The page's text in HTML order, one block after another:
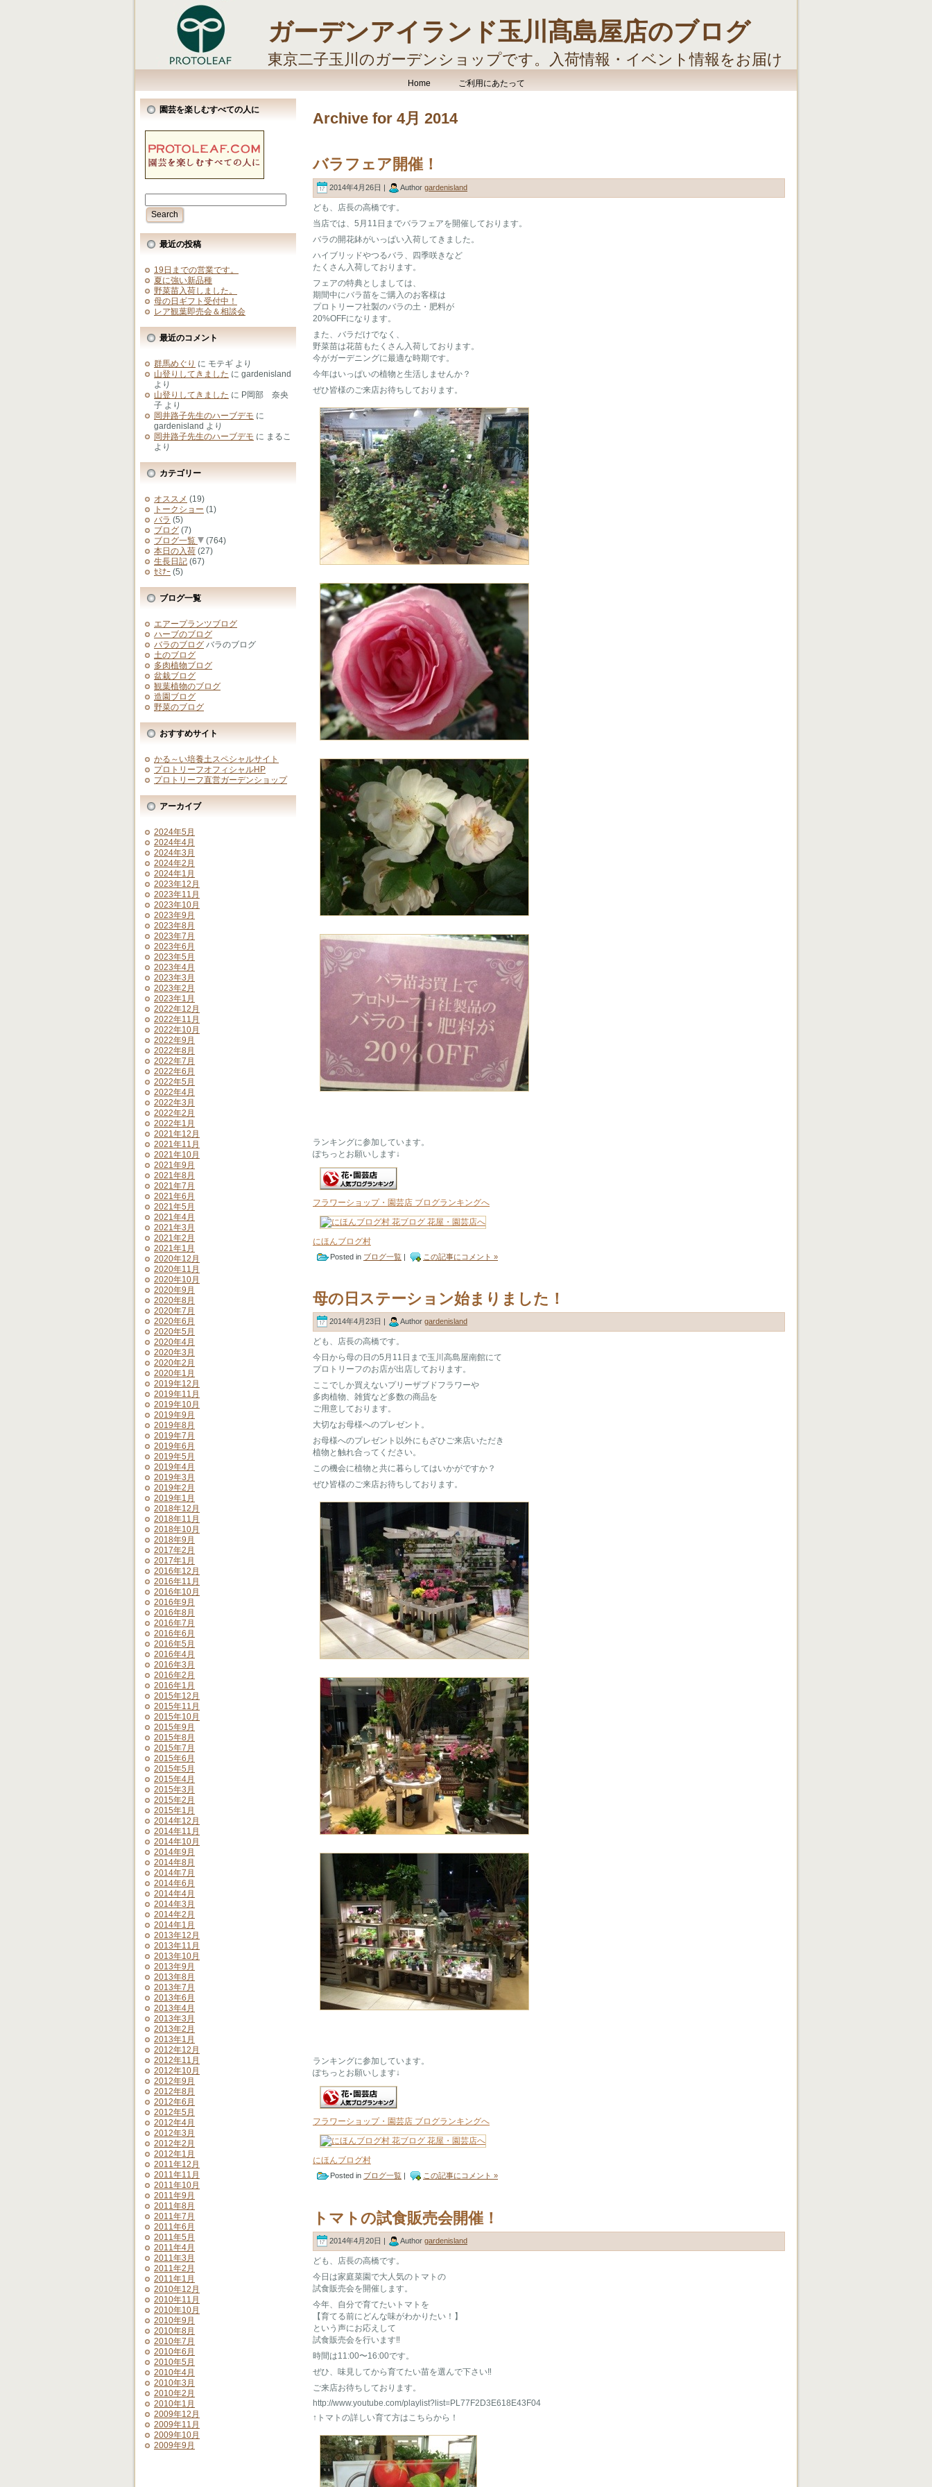
ガーデンアイランド玉川髙島屋店のブログ
東京二子玉川のガーデンショップです。入荷情報・イベント情報をお届け
Home ご利用にあたって
園芸を楽しむすべての人に
最近の投稿
19日までの営業です。
夏に強い新品種
野菜苗入荷しました。
母の日ギフト受付中！
レア観葉即売会＆相談会
最近のコメント
群馬めぐり に モテギ より
山登りしてきました に gardenisland
より
山登りしてきました に P岡部 奈央
子 より
岡井路子先生のハーブデモ に
gardenisland より
岡井路子先生のハーブデモ に まるこ
より
カテゴリー
オススメ (19)
トークショー (1)
バラ (5)
ブログ (7)
ブログ一覧
(764)
本日の入荷 (27)
生長日記 (67)
ｾﾐﾅｰ (5)
ブログ一覧
エアープランツブログ
ハーブのブログ
バラのブログ バラのブログ
土のブログ
多肉植物ブログ
盆栽ブログ
観葉植物のブログ
造園ブログ
野菜のブログ
おすすめサイト
かる～い培養土スペシャルサイト
プロトリーフオフィシャルHP
プロトリーフ直営ガーデンショップ
アーカイブ
2024年5月
2024年4月
2024年3月
2024年2月
2024年1月
2023年12月
2023年11月
2023年10月
2023年9月
2023年8月
2023年7月
2023年6月
2023年5月
2023年4月
2023年3月
2023年2月
2023年1月
2022年12月
2022年11月
2022年10月
2022年9月
2022年8月
2022年7月
2022年6月
2022年5月
2022年4月
2022年3月
2022年2月
2022年1月
2021年12月
2021年11月
2021年10月
2021年9月
2021年8月
2021年7月
2021年6月
2021年5月
2021年4月
2021年3月
2021年2月
2021年1月
2020年12月
2020年11月
2020年10月
2020年9月
2020年8月
2020年7月
2020年6月
2020年5月
2020年4月
2020年3月
2020年2月
2020年1月
2019年12月
2019年11月
2019年10月
2019年9月
2019年8月
2019年7月
2019年6月
2019年5月
2019年4月
2019年3月
2019年2月
2019年1月
2018年12月
2018年11月
2018年10月
2018年9月
2017年2月
2017年1月
2016年12月
2016年11月
2016年10月
2016年9月
2016年8月
2016年7月
2016年6月
2016年5月
2016年4月
2016年3月
2016年2月
2016年1月
2015年12月
2015年11月
2015年10月
2015年9月
2015年8月
2015年7月
2015年6月
2015年5月
2015年4月
2015年3月
2015年2月
2015年1月
2014年12月
2014年11月
2014年10月
2014年9月
2014年8月
2014年7月
2014年6月
2014年4月
2014年3月
2014年2月
2014年1月
2013年12月
2013年11月
2013年10月
2013年9月
2013年8月
2013年7月
2013年6月
2013年4月
2013年3月
2013年2月
2013年1月
2012年12月
2012年11月
2012年10月
2012年9月
2012年8月
2012年6月
2012年5月
2012年4月
2012年3月
2012年2月
2012年1月
2011年12月
2011年11月
2011年10月
2011年9月
2011年8月
2011年7月
2011年6月
2011年5月
2011年4月
2011年3月
2011年2月
2011年1月
2010年12月
2010年11月
2010年10月
2010年9月
2010年8月
2010年7月
2010年6月
2010年5月
2010年4月
2010年3月
2010年2月
2010年1月
2009年12月
2009年11月
2009年10月
2009年9月
Archive for 4月 2014
バラフェア開催！
2014年4月26日 | Author gardenisland
ども、店長の高橋です。
当店では、5月11日までバラフェアを開催しております。
バラの開花鉢がいっぱい入荷してきました。
ハイブリッドやつるバラ、四季咲きなど
たくさん入荷しております。
フェアの特典としましては、
期間中にバラ苗をご購入のお客様は
プロトリーフ社製のバラの土・肥料が
20%OFFになります。
また、バラだけでなく、
野菜苗は花苗もたくさん入荷しております。
今がガーデニングに最適な時期です。
今年はいっぱいの植物と生活しませんか？
ぜひ皆様のご来店お待ちしております。
ランキングに参加しています。
ぽちっとお願いします↓
フラワーショップ・園芸店 ブログランキングへ
にほんブログ村
Posted in ブログ一覧 | この記事にコメント »
母の日ステーション始まりました！
2014年4月23日 | Author gardenisland
ども、店長の高橋です。
今日から母の日の5月11日まで玉川高島屋南館にて
プロトリーフのお店が出店しております。
ここでしか買えないプリーザブドフラワーや
多肉植物、雑貨など多数の商品を
ご用意しております。
大切なお母様へのプレゼント。
お母様へのプレゼント以外にもざひご来店いただき
植物と触れ合ってください。
この機会に植物と共に暮らしてはいかがですか？
ぜひ皆様のご来店お待ちしております。
ランキングに参加しています。
ぽちっとお願いします↓
フラワーショップ・園芸店 ブログランキングへ
にほんブログ村
Posted in ブログ一覧 この記事にコメント »
トマトの試食販売会開催！
2014年4月20日 | Author gardenisland
ども、店長の高橋です。
今日は家庭菜園で大人気のトマトの
試食販売会を開催します。
今年、自分で育てたいトマトを
【育てる前にどんな味がわかりたい！】
という声にお応えして
試食販売会を行います‼︎
時間は11:00〜16:00です。
ぜひ、味見してから育てたい苗を選んで下さい‼︎
ご来店お待ちしております。
http://www.youtube.com/playlist?list=PL77F2D3E618E43F04
↑トマトの詳しい育て方はこちらから！